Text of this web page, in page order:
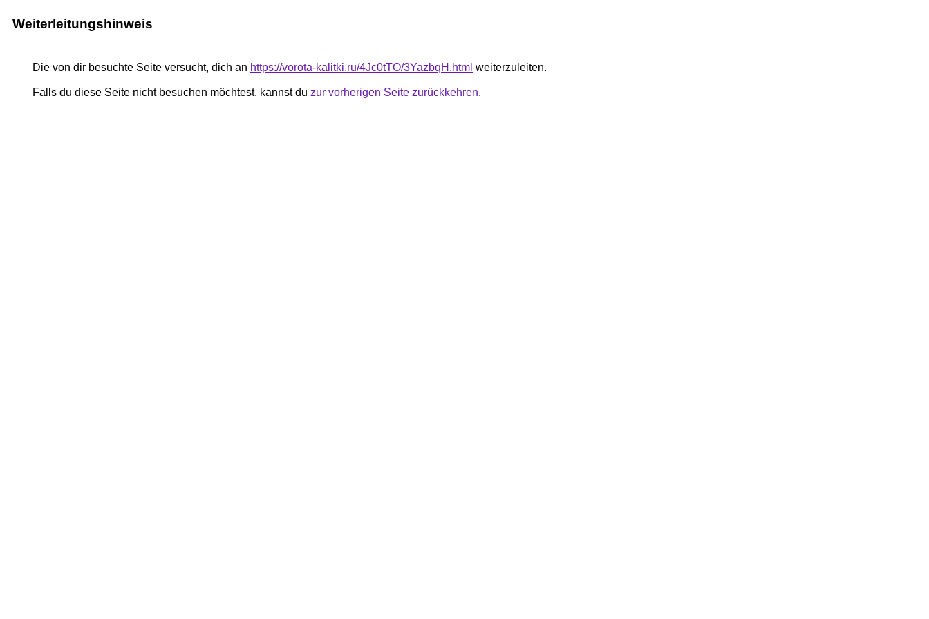
Weiterleitungshinweis
Die von dir besuchte Seite versucht, dich an https://vorota-kalitki.ru/4Jc0tTO/3YazbqH.html weiterzuleiten.
Falls du diese Seite nicht besuchen möchtest, kannst du zur vorherigen Seite zurückkehren.